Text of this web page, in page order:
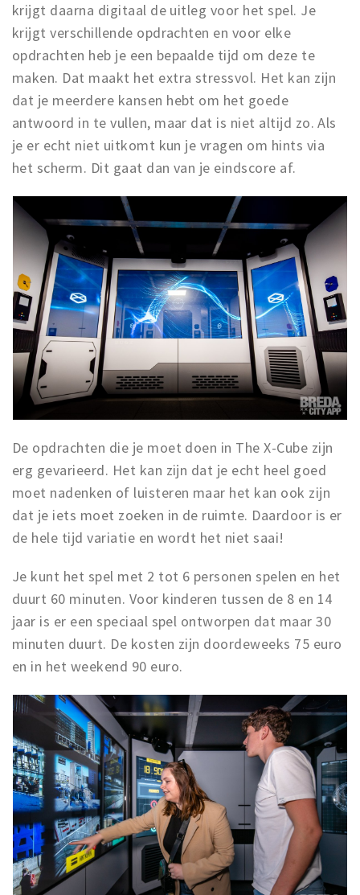
krijgt daarna digitaal de uitleg voor het spel. Je
krijgt verschillende opdrachten en voor elke
opdrachten heb je een bepaalde tijd om deze te
maken. Dat maakt het extra stressvol. Het kan zijn
dat je meerdere kansen hebt om het goede
antwoord in te vullen, maar dat is niet altijd zo. Als
je er echt niet uitkomt kun je vragen om hints via
het scherm. Dit gaat dan van je eindscore af.
De opdrachten die je moet doen in The X-Cube zijn
erg gevarieerd. Het kan zijn dat je echt heel goed
moet nadenken of luisteren maar het kan ook zijn
dat je iets moet zoeken in de ruimte. Daardoor is er
de hele tijd variatie en wordt het niet saai!
Je kunt het spel met 2 tot 6 personen spelen en het
duurt 60 minuten. Voor kinderen tussen de 8 en 14
jaar is er een speciaal spel ontworpen dat maar 30
minuten duurt. De kosten zijn doordeweeks 75 euro
en in het weekend 90 euro.